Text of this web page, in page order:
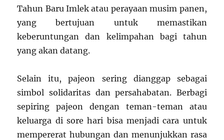
Tahun Baru Imlek atau perayaan musim panen,
yang bertujuan untuk memastikan
keberuntungan dan kelimpahan bagi tahun
yang akan datang.
Selain itu, pajeon sering dianggap sebagai
simbol solidaritas dan persahabatan. Berbagi
sepiring pajeon dengan teman-teman atau
keluarga di sore hari bisa menjadi cara untuk
mempererat hubungan dan menunjukkan rasa